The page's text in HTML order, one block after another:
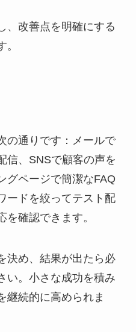
、改善点を明確にする
の通りです：メールで
信、SNSで顧客の声を
グページで簡潔なFAQ
ードを絞ってテスト配
確認できます。
決め、結果が出たら必
い。小さな成功を積み
継続的に高められま